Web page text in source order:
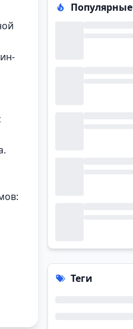
Популярные
Теги